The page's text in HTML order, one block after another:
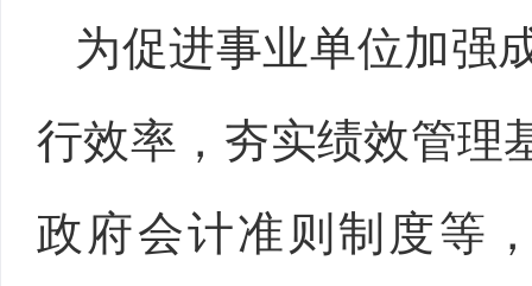
为促进事业单位加强
行效率，夯实绩效管理
政府会计准则制度等